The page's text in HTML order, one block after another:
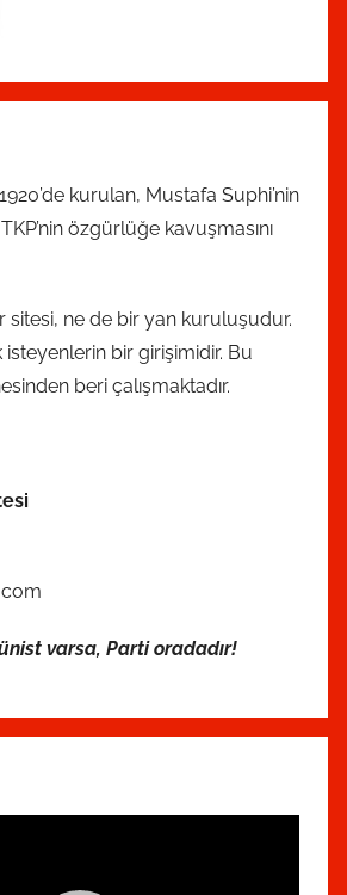
kurulan, Mustafa Suphi’nin
özgürlüğe kavuşmasını
sitesi, ne de bir yan kuruluşudur.
isteyenlerin bir girişimidir. Bu
beri çalışmaktadır.
varsa, Parti oradadır!